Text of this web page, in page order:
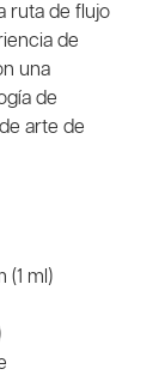
ruta de flujo
de
una
de
arte de
(1 ml)